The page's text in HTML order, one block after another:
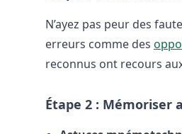
N’ayez pas peur des
erreurs comme des
reconnus ont recours
Étape 2 : Mémoriser